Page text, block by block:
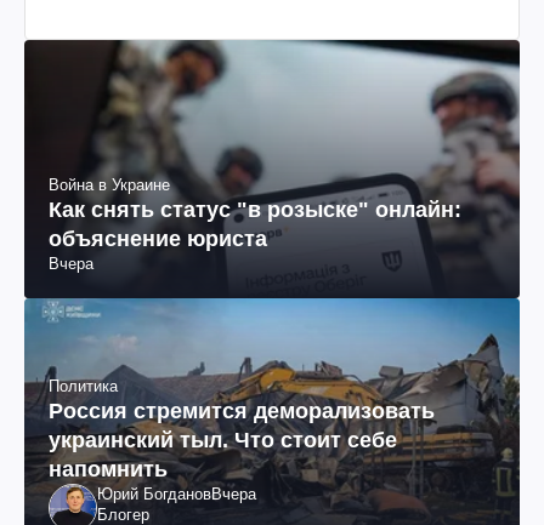
Война в Украине
Как снять статус "в розыске" онлайн:
объяснение юриста
Вчера
Политика
Россия стремится деморализовать
украинский тыл. Что стоит себе
напомнить
Юрий БогдановВчера
Блогер